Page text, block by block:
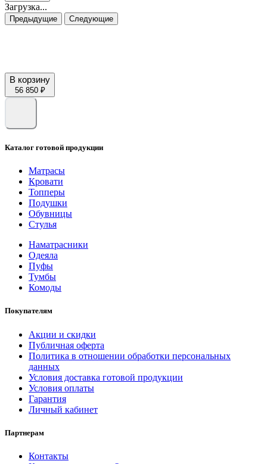
Загрузка...
Предыдущие Следующие
В корзину
56 850 ₽
Каталог готовой продукции
Матрасы
Кровати
Топперы
Подушки
Обувницы
Стулья
Наматрасники
Одеяла
Пуфы
Тумбы
Комоды
Покупателям
Акции и скидки
Публичная оферта
Политика в отношении обработки персональных
данных
Условия доставка готовой продукции
Условия оплаты
Гарантия
Личный кабинет
Партнерам
Контакты